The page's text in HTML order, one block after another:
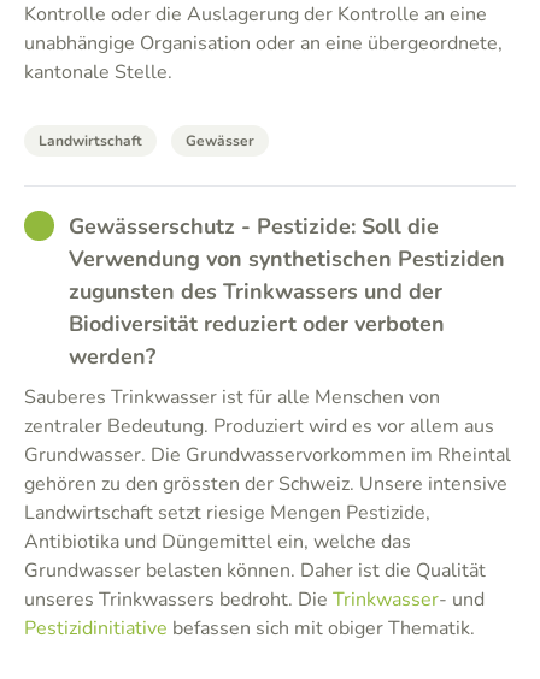
Kontrolle oder die Auslagerung der Kontrolle an eine
unabhängige Organisation oder an eine übergeordnete,
kantonale Stelle.
Landwirtschaft Gewässer
GOODGewässerschutz - Pestizide: Soll die
Verwendung von synthetischen Pestiziden
zugunsten des Trinkwassers und der
Biodiversität reduziert oder verboten
werden?
Sauberes Trinkwasser ist für alle Menschen von
zentraler Bedeutung. Produziert wird es vor allem aus
Grundwasser. Die Grundwasservorkommen im Rheintal
gehören zu den grössten der Schweiz. Unsere intensive
Landwirtschaft setzt riesige Mengen Pestizide,
Antibiotika und Düngemittel ein, welche das
Grundwasser belasten können. Daher ist die Qualität
unseres Trinkwassers bedroht. Die Trinkwasser- und
Pestizidinitiative befassen sich mit obiger Thematik.